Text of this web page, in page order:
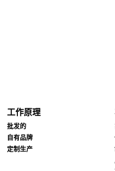
工作原理
批发的
自有品牌
定制生产